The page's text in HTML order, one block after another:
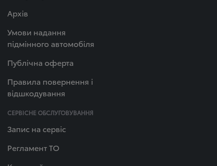
Архів
Умови надання
підмінного автомобіля
Публічна оферта
Правила повернення і
відшкодування
СЕРВІСНЕ ОБСЛУГОВУВАННЯ
Запис на сервіс
Регламент ТО